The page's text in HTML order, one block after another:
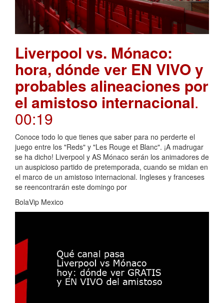
Liverpool vs. Mónaco:
hora, dónde ver EN VIVO y
probables alineaciones por
el amistoso internacional.
00:19
Conoce todo lo que tienes que saber para no perderte el
juego entre los "Reds" y "Les Rouge et Blanc". ¡A madrugar
se ha dicho! Liverpool y AS Mónaco serán los animadores de
un auspicioso partido de pretemporada, cuando se midan en
el marco de un amistoso internacional. Ingleses y franceses
se reencontrarán este domingo por
BolaVip Mexico